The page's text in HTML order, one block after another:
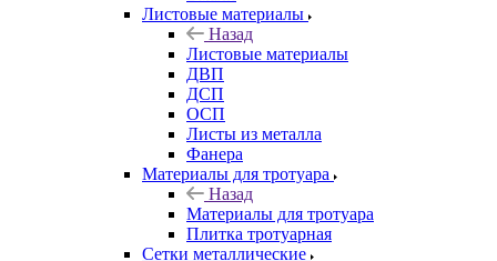
Листовые материалы
Назад
Листовые материалы
ДВП
ДСП
ОСП
Листы из металла
Фанера
Материалы для тротуара
Назад
Материалы для тротуара
Плитка тротуарная
Сетки металлические